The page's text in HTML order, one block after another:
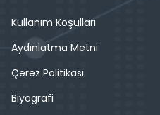
Kullanım Koşulları
Aydınlatma Metni
Çerez Politikası
Biyografi